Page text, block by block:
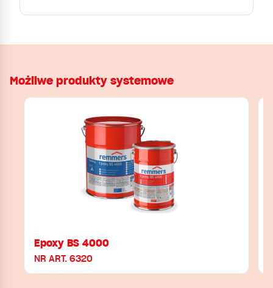
Możliwe produkty systemowe
Epoxy BS 4000
NR ART. 6320